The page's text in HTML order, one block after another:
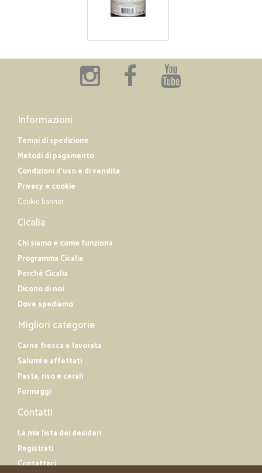
Informazioni
Tempi di spedizione
Metodi di pagamento
Condizioni d'uso e di vendita
Privacy e cookie
Cookie banner
Cicalia
Chi siamo e come funziona
Programma Cicalia
Perché Cicalia
Dicono di noi
Dove spediamo
Migliori categorie
Carne fresca e lavorata
Salumi e affettati
Pasta, riso e cerali
Formaggi
Contatti
La mia lista dei desideri
Registrati
Contattaci